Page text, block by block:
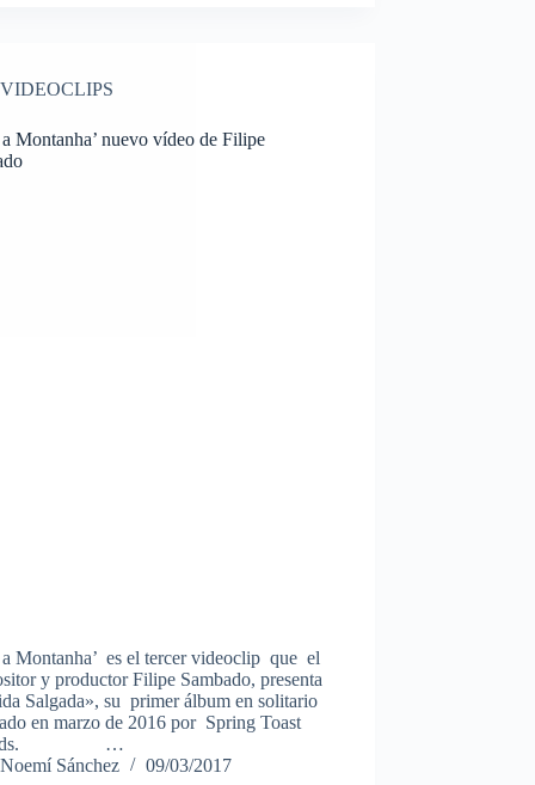
VIDEOCLIPS
a Montanha’ nuevo vídeo de Filipe
a Montanha’ es el tercer videoclip que el
y productor Filipe Sambado, presenta
Salgada», su primer álbum en solitario
en marzo de 2016 por Spring Toast
…
Noemí Sánchez
09/03/2017